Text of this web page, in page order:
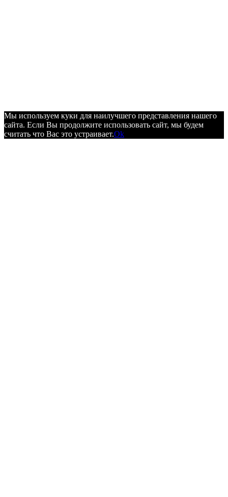
Мы используем куки для наилучшего представления нашего
сайта. Если Вы продолжите использовать сайт, мы будем
считать что Вас это устраивает.Ok